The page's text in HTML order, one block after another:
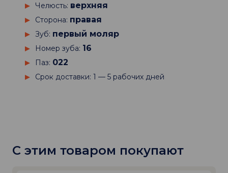
Челюсть: верхняя
Сторона: правая
Зуб: первый моляр
Номер зуба: 16
Паз: 022
Срок доставки: 1 — 5 рабочих дней
С этим товаром покупают